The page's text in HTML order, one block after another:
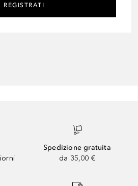
REGISTRATI
Spedizione gratuita
da 35,00 €